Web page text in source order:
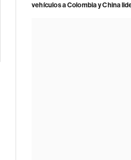
vehículos a Colombia y China